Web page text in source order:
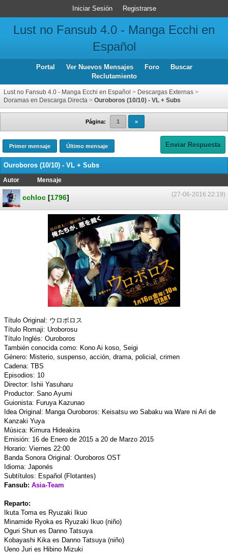
Iniciar Sesión Registrarse
Lust no Fansub 4.0 - Manga Ecchi en
Español
Portal Ver Nuevos Mensajes Foro
Buscar
Reclutamiento
Lust no Fansub 4.0 - Manga Ecchi en Español > Descargas Externas >
Doramas en Descarga Directa > Ouroboros (10/10) - VL + Subs
Página: 1 »
Primer mensaje Último mensaje Enviar Respuesta
Ouroboros (10/10) - VL + Subs
Autor
Mensaje
(27-06-2016 22:19)
cchloc [1796]
Título Original: ウロボロス
Título Romaji: Uroborosu
Título Inglés: Ouroboros
También conocida como: Kono Ai koso, Seigi
Género: Misterio, suspenso, acción, drama, policial, crimen
Cadena: TBS
Episodios: 10
Director: Ishii Yasuharu
Productor: Sano Ayumi
Guionista: Furuya Kazunao
Idea Original: Manga Ouroboros: Keisatsu wo Sabaku wa Ware ni Ari de
Kanzaki Yuya
Música: Kimura Hideakira
Emisión: 16 de Enero de 2015 a 20 de Marzo 2015
Horario: Viernes 22:00
Banda Sonora Original: Ouroboros OST
Idioma: Japonés
Subtítulos: Español (Flotantes)
Fansub: Asia-Team
Reparto:
Ikuta Toma es Ryuzaki Ikuo
Minamide Ryoka es Ryuzaki Ikuo (niño)
Oguri Shun es Danno Tatsuya
Kobayashi Kika es Danno Tatsuya (niño)
Ueno Juri es Hibino Mizuki